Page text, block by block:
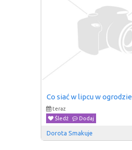
Co siać w lipcu w ogrodzie
teraz
Śledź
Dodaj
Dorota Smakuje